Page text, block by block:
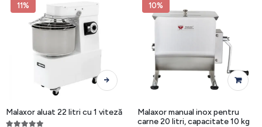
11%
Acest
produs
mai
Malaxor aluat 22 litri cu 1 viteză
10%
Malaxor manual inox pentru
carne 20 litri, capacitate 10 kg